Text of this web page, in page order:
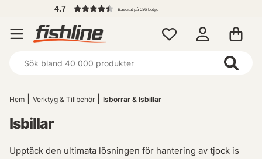
4.7 Baserat på 536 betyg
Hem Verktyg & Tillbehör Isborrar & Isbillar
Isbillar
Upptäck den ultimata lösningen för hantering av tjock is